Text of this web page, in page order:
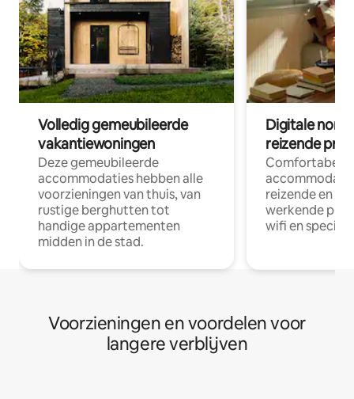
Volledig gemeubileerde
vakantiewoningen
Deze gemeubileerde
accommodaties hebben alle
voorzieningen van thuis, van
rustige berghutten tot
handige appartementen
midden in de stad.
Digitale
reizende
Comfortabele
reizende en
werkende
wifi en
Voorzieningen en voordelen voor
langere verblijven